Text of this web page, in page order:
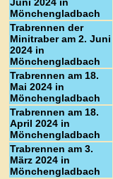
Mönchengladbach
Trabrennen der
Minitraber am 2. Juni
2024 in
Mönchengladbach
Trabrennen am 18.
Mai 2024 in
Mönchengladbach
Trabrennen am 18.
April 2024 in
Mönchengladbach
Trabrennen am 3.
März 2024 in
Mönchengladbach